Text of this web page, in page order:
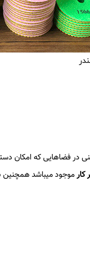
در فضاهایی که امکان
کار